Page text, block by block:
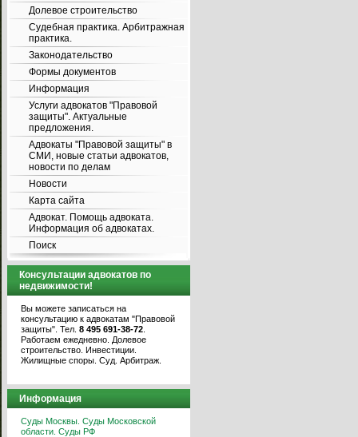
Долевое строительство
Судебная практика. Арбитражная
практика.
Законодательство
Формы документов
Информация
Услуги адвокатов "Правовой
защиты". Актуальные
предложения.
Адвокаты "Правовой защиты" в
СМИ, новые статьи адвокатов,
новости по делам
Новости
Карта сайта
Адвокат. Помощь адвоката.
Информация об адвокатах.
Поиск
Консультации адвокатов по
недвижимости!
Вы можете записаться на
консультацию к адвокатам "Правовой
защиты". Тел. 8 495 691-38-72
Работаем ежедневно. Долевое
строительство. Инвестиции.
Жилищные споры. Суд. Арбитраж.
Информация
Суды Москвы. Суды Московской
области. Суды РФ